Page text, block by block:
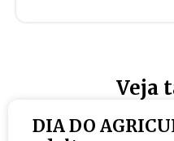
Veja
DIA DO